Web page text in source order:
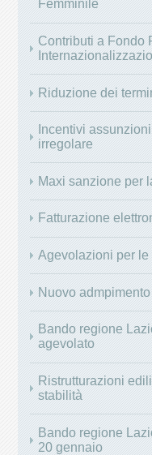
Femminile
Contributi a Fondo
Riduzione dei
Incentivi
irregolare
Maxi sanzione per
Fatturazione
Agevolazioni per
Nuovo
Bando regione
agevolato
Ristrutturazioni
stabilità
Bando regione
20 gennaio